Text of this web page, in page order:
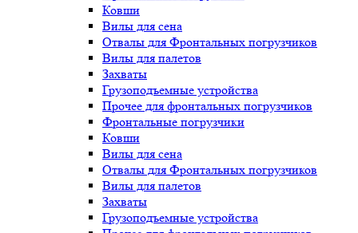
Ковши
Вилы для сена
Отвалы для Фронтальных погрузчиков
Вилы для палетов
Захваты
Грузоподъемные устройства
Прочее для фронтальных погрузчиков
Фронтальные погрузчики
Ковши
Вилы для сена
Отвалы для Фронтальных погрузчиков
Вилы для палетов
Захваты
Грузоподъемные устройства